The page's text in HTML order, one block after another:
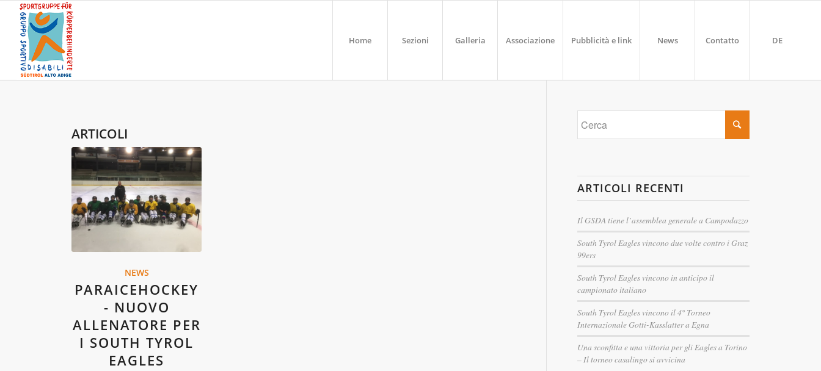
Home Sezioni Galleria Associazione Pubblicità e link News Contatto DE
ARTICOLI
NEWS
PARAICEHOCKEY
- NUOVO
ALLENATORE PER
I SOUTH TYROL
EAGLES
ARTICOLI RECENTI
Il GSDA tiene l’assemblea generale a Campodazzo
South Tyrol Eagles vincono due volte contro i Graz
99ers
South Tyrol Eagles vincono in anticipo il
campionato italiano
South Tyrol Eagles vincono il 4° Torneo
Internazionale Gotti-Kasslatter a Egna
Una sconfitta e una vittoria per gli Eagles a Torino
– Il torneo casalingo si avvicina